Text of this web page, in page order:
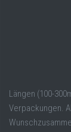
Längen (100-
Verpackungen.